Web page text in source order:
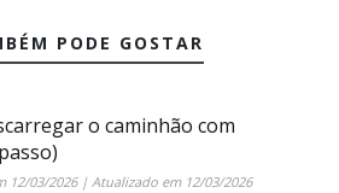
PODE GOSTAR
o caminhão com
12/03/2026| Atualizado em 12/03/2026